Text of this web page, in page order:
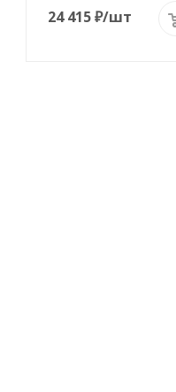
24 415₽/шт